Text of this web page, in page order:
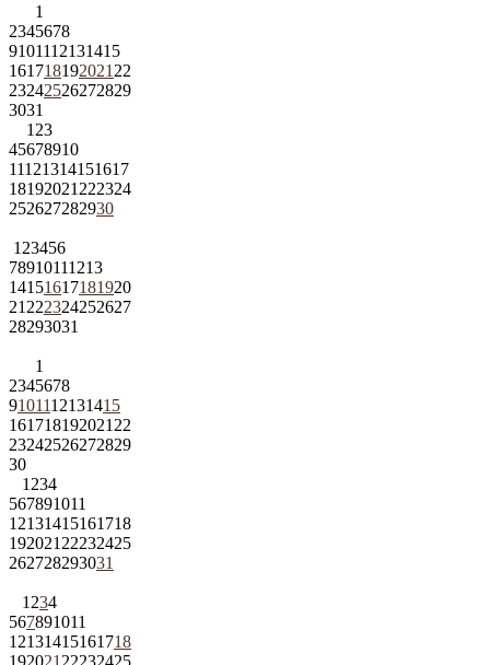
1
2345678
9101112131415
161718192021 22
23242526272829
3031
1 23
45678910
11121314151617
18192021 222324
252627282930
1 23456
78910111213
14151617181920
21 222324252627
28293031
1
2345678
9101112131415
161718192021 22
23242526272829
30
1 234
567891011
12131415161718
192021 22232425
262728293031
1 234
567891011
12131415161718
192021 22232425